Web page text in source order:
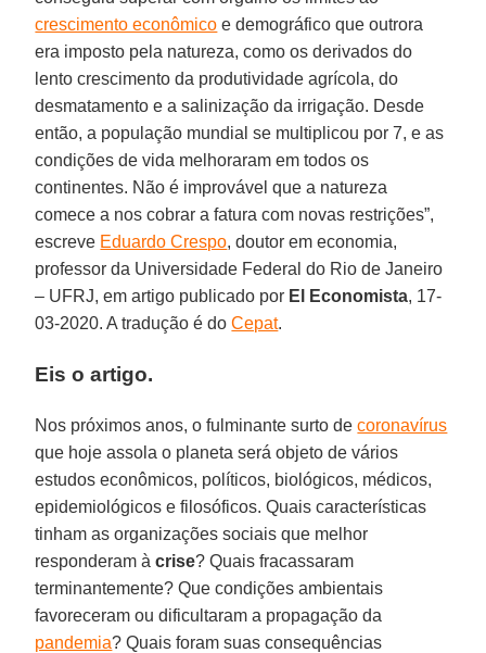
crescimento econômico e demográfico que outrora
era imposto pela natureza, como os derivados do
lento crescimento da produtividade agrícola, do
desmatamento e a salinização da irrigação. Desde
então, a população mundial se multiplicou por 7, e as
condições de vida melhoraram em todos os
continentes. Não é improvável que a natureza
comece a nos cobrar a fatura com novas restrições”,
escreve Eduardo Crespo, doutor em economia,
professor da Universidade Federal do Rio de Janeiro
– UFRJ, em artigo publicado por El Economista, 17-
03-2020. A tradução é doCepat.
Eis o artigo.
Nos próximos anos, o fulminante surto decoronavírus
que hoje assola o planeta será objeto de vários
estudos econômicos, políticos, biológicos, médicos,
epidemiológicos e filosóficos. Quais características
tinham as organizações sociais que melhor
responderam àcrise? Quais fracassaram
terminantemente? Que condições ambientais
favoreceram ou dificultaram a propagação da
pandemia? Quais foram suas consequências